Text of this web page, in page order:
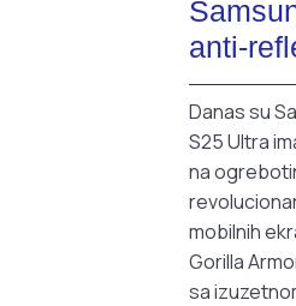
anti-
Danas su
S25 Ultra
na
mobilnih
Gorilla
sa